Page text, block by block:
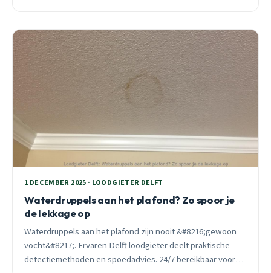
1 DECEMBER 2025 · LOODGIETER DELFT
Waterdruppels aan het plafond? Zo spoor je
de lekkage op
Waterdruppels aan het plafond zijn nooit &#8216;gewoon
vocht&#8217;. Ervaren Delft loodgieter deelt praktische
detectiemethoden en spoedadvies. 24/7 bereikbaar voor